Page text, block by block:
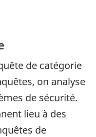
de catégorie
on analyse
de sécurité.
lieu à des
de